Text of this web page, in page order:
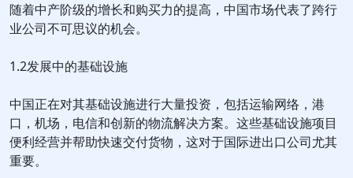
随着中产阶级的增长和购买力的提高，中国市场代表了跨行
业公司不可思议的机会。
1.2发展中的基础设施
中国正在对其基础设施进行大量投资，包括运输网络，港
口，机场，电信和创新的物流解决方案。这些基础设施项目
便利经营并帮助快速交付货物，这对于国际进出口公司尤其
重要。